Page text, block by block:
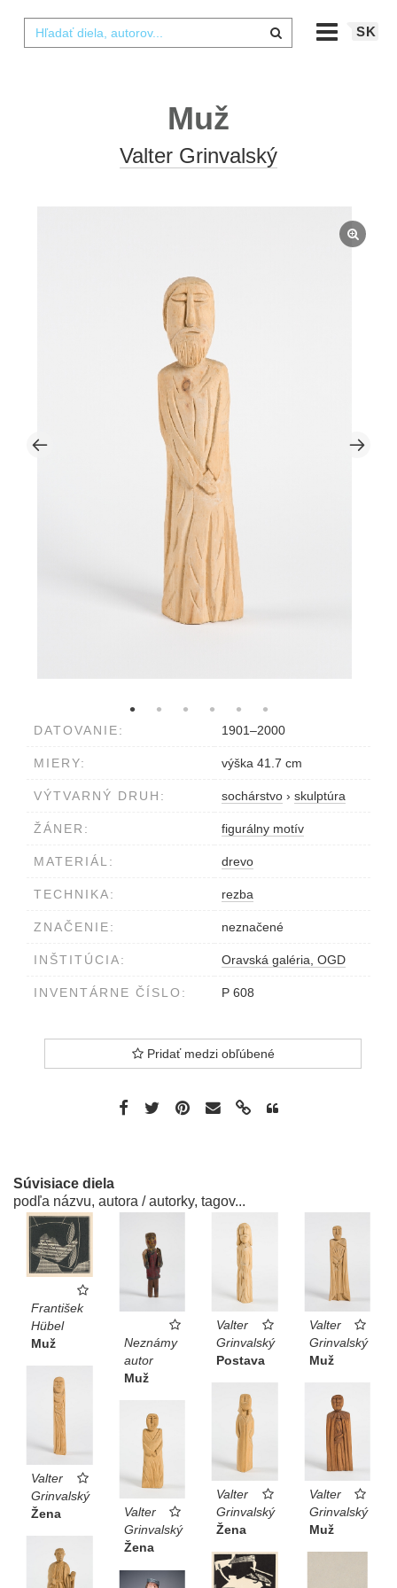
SK
Muž
Valter Grinvalský
DATOVANIE: 1901–2000
MIERY: výška 41.7 cm
VÝTVARNÝ DRUH: sochárstvo › skulptúra
ŽÁNER: figurálny motív
MATERIÁL: drevo
TECHNIKA: rezba
ZNAČENIE: neznačené
INŠTITÚCIA: Oravská galéria, OGD
INVENTÁRNE ČÍSLO: P 608
Pridať medzi obľúbené
Súvisiace diela
podľa názvu, autora / autorky, tagov...
František
Hübel
Muž
Neznámy
autor
Muž
Valter
Grinvalský
Postava
Valter
Grinvalský
Muž
Valter
Grinvalský
Žena
Valter
Grinvalský
Žena
Valter
Grinvalský
Muž
Valter
Grinvalský
Žena